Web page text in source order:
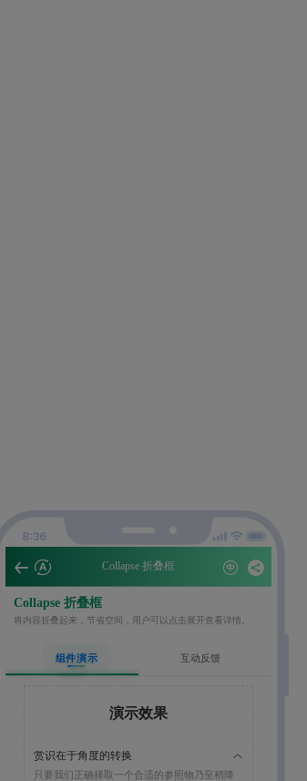
8:36